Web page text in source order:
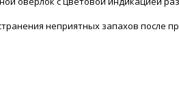
неприятных запахов после